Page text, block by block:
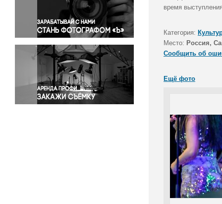
Правосудие
Происшествия и конфликты
Религия
Светская жизнь
Спорт
Экология
Экономика и бизнес
время
Категория:
Место: Россия,
Сообщить об
Ещё фото